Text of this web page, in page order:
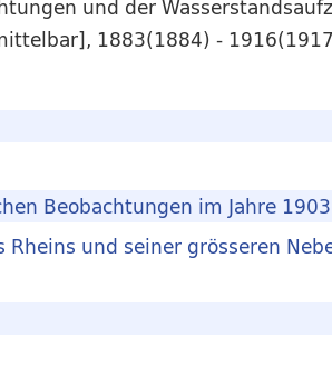
und der
1883(1884) -
Beobachtungen im Jahre 1903
Rheins und seiner grösseren